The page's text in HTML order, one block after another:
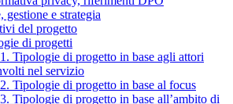
gestione e strategia
del progetto
di progetti
Tipologie di progetto in base agli attori
nel servizio
Tipologie di progetto in base al focus
Tipologie di progetto in base all’ambito di